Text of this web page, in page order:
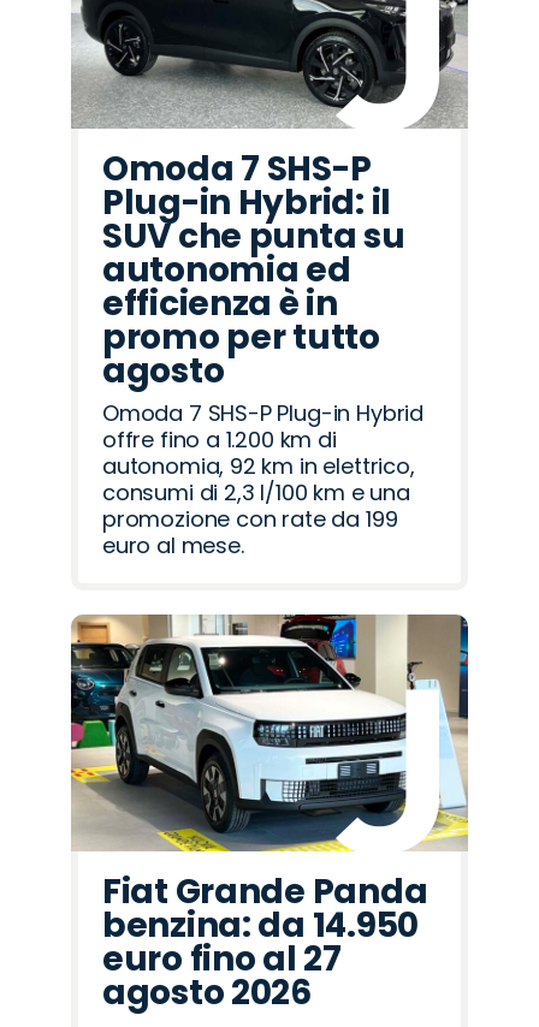
Omoda 7 SHS-P
Plug-in Hybrid: il
SUV che punta su
autonomia ed
efficienza è in
promo per tutto
agosto
Omoda 7 SHS-P Plug-in Hybrid
offre fino a 1.200 km di
autonomia, 92 km in elettrico,
consumi di 2,3 l/100 km e una
promozione con rate da 199
euro al mese.
Fiat Grande Panda
benzina: da 14.950
euro fino al 27
agosto 2026